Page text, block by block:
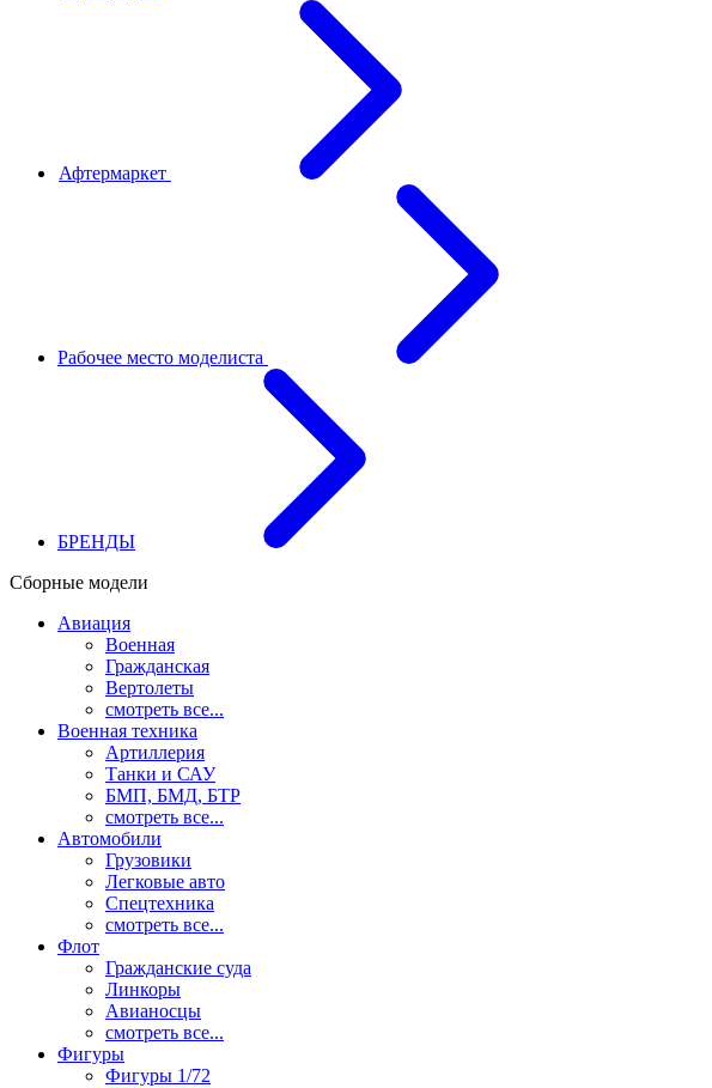
Афтермаркет
Рабочее место моделиста
БРЕНДЫ
Сборные модели
Авиация
Военная
Гражданская
Вертолеты
смотреть все...
Военная техника
Артиллерия
Танки и САУ
БМП, БМД, БТР
смотреть все...
Автомобили
Грузовики
Легковые авто
Спецтехника
смотреть все...
Флот
Гражданские суда
Линкоры
Авианосцы
смотреть все...
Фигуры
Фигуры 1/72